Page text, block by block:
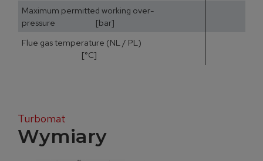
Maximum permitted working over-
pressure [bar]
Flue gas temperature (NL / PL)
[°C]
Turbomat
Wymiary